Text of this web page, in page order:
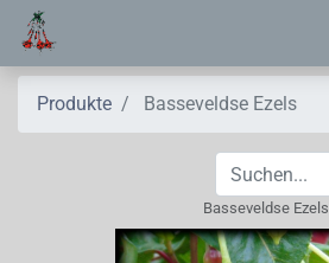
Produkte Basseveldse Ezels
Basseveldse Ezels